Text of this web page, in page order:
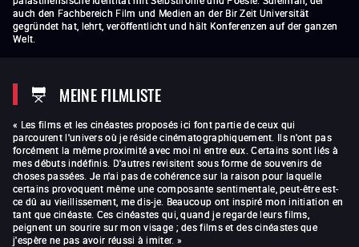
auch den Fachbereich Film und Medien an der Bir Zeit Universität
gegründet hat, lehrt, veröffentlicht und hält Konferenzen auf der ganzen
Welt.
MEINE FILMLISTE
« Les films et les cinéastes proposés ici font partie de ceux qui
parcourent l'univers où je réside cinématographiquement. Ils n'ont pas
forcément la même proximité avec moi ni entre eux. Certains sont liés à
mes débuts indéfinis. D'autres revisitent sous forme de souvenirs de
choses passées. Je n'ai pas de cohérence sur la raison pour laquelle
certains provoquent même une composante sentimentale, peut-être est-
ce dû au vieillissement, me dis-je. Beaucoup ont inspiré mon initiation en
tant que cinéaste. Ces cinéastes qui, quand je regarde leurs films,
peignent un sourire sur mon visage ; des films et des cinéastes que
j'espère ne pas avoir réussi à imiter. »